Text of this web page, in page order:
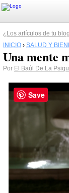
¿Los artículos de tu
INICIO › SALUD Y
Una mente
Por El Baúl De La
Save